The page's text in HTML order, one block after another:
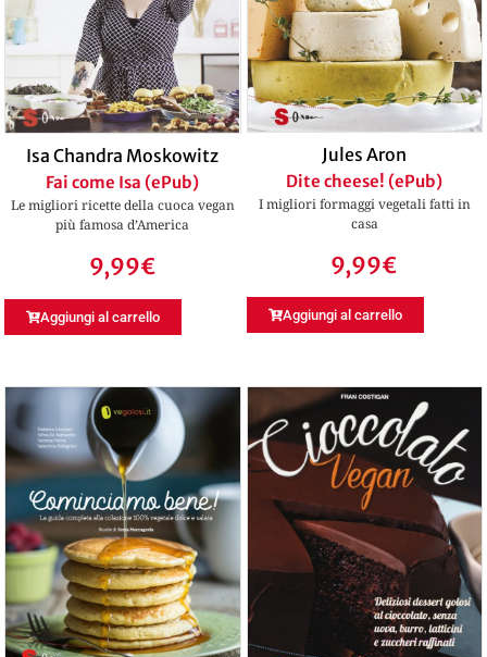
Isa Chandra Moskowitz
Fai come Isa (ePub)
Le migliori ricette della cuoca vegan
più famosa d’America
9,99€
Aggiungi al carrello
Jules Aron
Dite cheese! (ePub)
I migliori formaggi vegetali fatti in
casa
9,99€
Aggiungi al carrello